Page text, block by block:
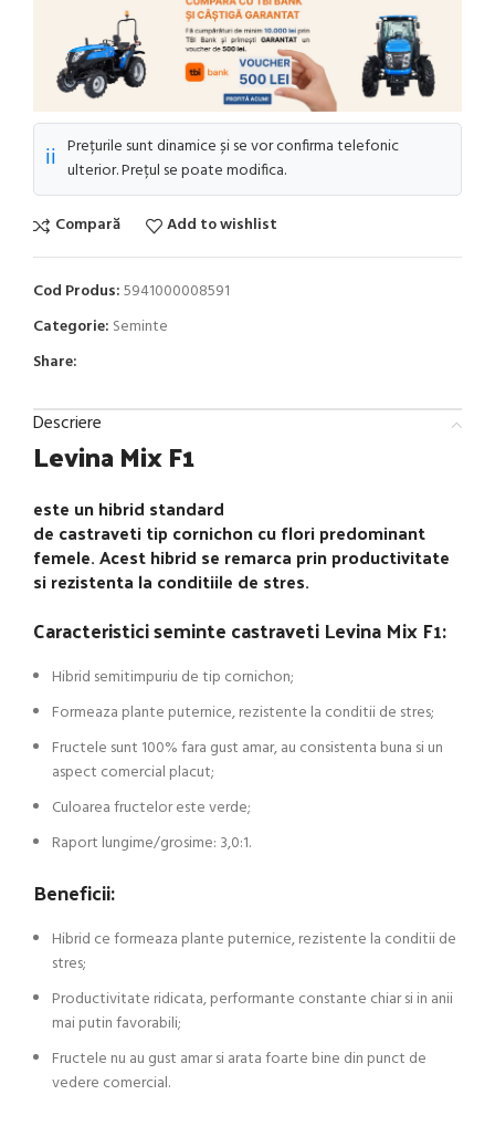
ℹ️ Prețurile sunt dinamice și se vor confirma telefonic
ulterior. Prețul se poate modifica.
Compară Add to wishlist
Cod Produs:5941000008591
Categorie: Seminte
Share:
Descriere
Levina Mix F1
este un hibrid standard
de castraveti tip cornichon cu flori predominant
femele. Acest hibrid se remarca prin productivitate
si rezistenta la conditiile de stres.
Caracteristici seminte castraveti Levina Mix F1:
Hibrid semitimpuriu de tip cornichon;
Formeaza plante puternice, rezistente la conditii de stres;
Fructele sunt 100% fara gust amar, au consistenta buna si un
aspect comercial placut;
Culoarea fructelor este verde;
Raport lungime/grosime: 3,0:1.
Beneficii:
Hibrid ce formeaza plante puternice, rezistente la conditii de
stres;
Productivitate ridicata, performante constante chiar si in anii
mai putin favorabili;
Fructele nu au gust amar si arata foarte bine din punct de
vedere comercial.